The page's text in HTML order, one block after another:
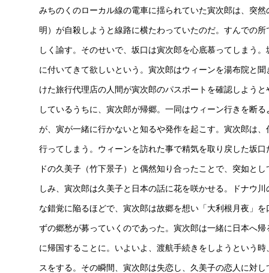
みちのくのローカル線の電車に揺られていた寅次郎は、突
明）が自殺しようと線路に横たわっていたのだ。すんでの
しく諭す。そのせいで、坂口は寅次郎を心底慕ってしまう
に付いてきて欲しいという。寅次郎はウィーンを湯布院と
けた旅行代理店の人間が寅次郎のパスポートを確認しよう
しているうちに、寅次郎が帰郷。一同はウィーン行きを断
が、寅が一緒に行かないと知るや発作を起こす。寅次郎は
行ってしまう。ウィーンを訪れた事で精気を取り戻した坂
ドの久美子（竹下景子）と偶然知り合ったことで、突如と
しみ、寅次郎は久美子と日本の話に花を咲かせる。ドナウ
な錯覚に陥るほどで、寅次郎は故郷を想い「大利根月夜」
ずの郷愁が募っていくのであった。寅次郎は一緒に日本へ
に帰国することに。いよいよ、渡航手続きをしようという
スをする。その瞬間、寅次郎は失恋し、久美子の恋人に対